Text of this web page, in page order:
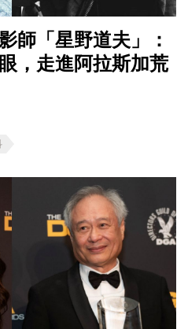
師「星野道夫」：
，走進阿拉斯加荒